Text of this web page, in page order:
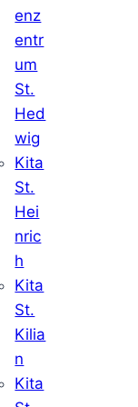
enz
entr
um
St.
Hed
wig
Kita
St.
Hei
nric
h
Kita
St.
Kilia
n
Kita